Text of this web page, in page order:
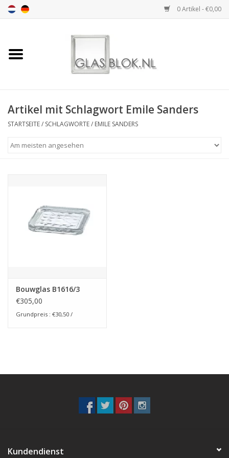
0 Artikel - €0,00
Startseite
DESIGN COLLECTION
COLLECTION
DIMENSION
Artikel mit Schlagwort Emile Sanders
STARTSEITE/ SCHLAGWORTE/ EMILE SANDERS
Bouwglas B1616/3
€305,00
Grundpreis : €30,50 /
Kundendienst